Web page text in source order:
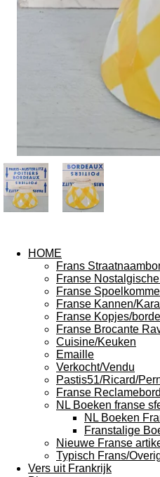
HOME
Frans
Franse
Franse
Franse Kannen/
Franse Kopjes/
Franse Brocante
Cuisine/Keuken
Emaille
Verkocht/Vendu
Pastis51/Ricard/
Franse
NL Boeken franse
NL Boeken
Franstalige
Nieuwe Franse
Typisch Frans/
Vers uit Frankrijk